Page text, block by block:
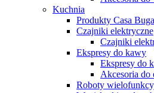
Kuchnia
Produkty Casa
Czajniki elektryczne
Czajniki
Ekspresy do kawy
Ekspresy do
Akcesoria do
Roboty